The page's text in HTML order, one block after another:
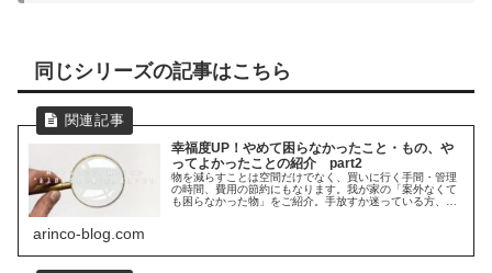
同じシリーズの記事はこちら
幸福度UP！やめて困らなかったこと・もの、や
ってよかったことの紹介 part2
物を減らすことは空間だけでなく、買いに行く手間・管理
の時間、費用の節約にもなります。我が家の「案外なくて
も困らなかった物」をご紹介。手放すか迷っている方、購
arinco-blog.com